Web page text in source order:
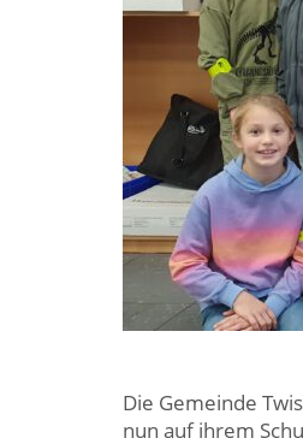
Die Gemeinde
nun auf ihrem